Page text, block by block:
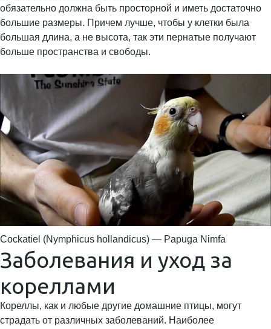
обязательно должна быть просторной и иметь достаточно
большие размеры. Причем лучше, чтобы у клетки была
большая длина, а не высота, так эти пернатые получают
больше пространства и свободы.
Cockatiel (Nymphicus hollandicus) — Papuga Nimfa
Заболевания и уход за
кореллами
Кореллы, как и любые другие домашние птицы, могут
страдать от различных заболеваний. Наиболее